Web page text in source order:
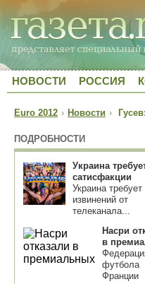
НОВОСТИ РОССИЯ
Euro 2012 › Новости ›
ПОДРОБНОСТИ
Украина
сатисфакции
Украина требует
извинений от
телеканала...
Насри
в
футбола
Франции